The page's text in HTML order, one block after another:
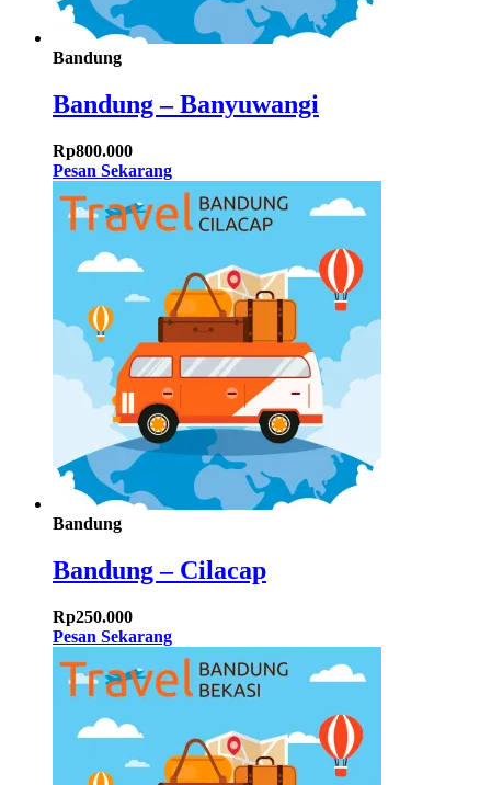
Bandung
Bandung – Banyuwangi
Rp800.000
Pesan Sekarang
Bandung
Bandung – Cilacap
Rp250.000
Pesan Sekarang